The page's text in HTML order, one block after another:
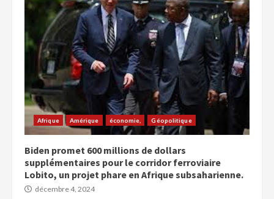
Afrique Amérique économie, Géopolitique
Biden promet 600 millions de dollars
supplémentaires pour le corridor ferroviaire
Lobito, un projet phare en Afrique subsaharienne.
décembre 4, 2024